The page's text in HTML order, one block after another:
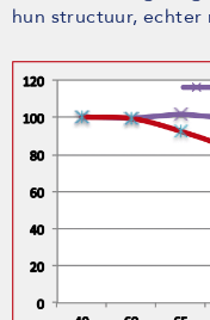
hun structuur,